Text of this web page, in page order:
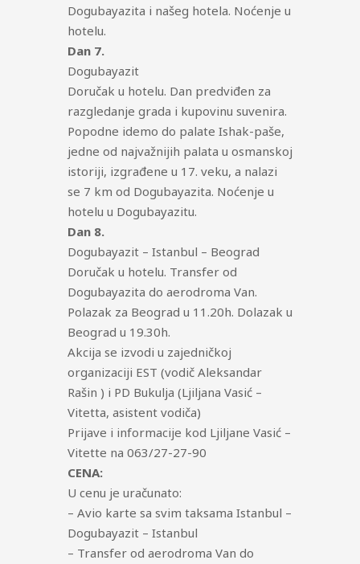
Dogubayazita i našeg hotela. Noćenje u
hotelu.
Dan 7.
Dogubayazit
Doručak u hotelu. Dan predviđen za
razgledanje grada i kupovinu suvenira.
Popodne idemo do palate Ishak-paše,
jedne od najvažnijih palata u osmanskoj
istoriji, izgrađene u 17. veku, a nalazi
se 7 km od Dogubayazita. Noćenje u
hotelu u Dogubayazitu.
Dan 8.
Dogubayazit – Istanbul – Beograd
Doručak u hotelu. Transfer od
Dogubayazita do aerodroma Van.
Polazak za Beograd u 11.20h. Dolazak u
Beograd u 19.30h.
Akcija se izvodi u zajedničkoj
organizaciji EST (vodič Aleksandar
Rašin ) i PD Bukulja (Ljiljana Vasić –
Vitetta, asistent vodiča)
Prijave i informacije kod Ljiljane Vasić –
Vitette na 063/27-27-90
CENA:
U cenu je uračunato:
– Avio karte sa svim taksama Istanbul –
Dogubayazit – Istanbul
– Transfer od aerodroma Van do